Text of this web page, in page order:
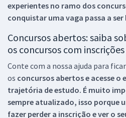
experientes no ramo dos
conquistar uma vaga passa a ser
Concursos abertos: saiba
os concursos com
Conte com a nossa ajuda para
os concursos abertos e acesse o
trajetória de estudo. É muito
sempre atualizado, isso porque
fazer perder a inscrição e ver o